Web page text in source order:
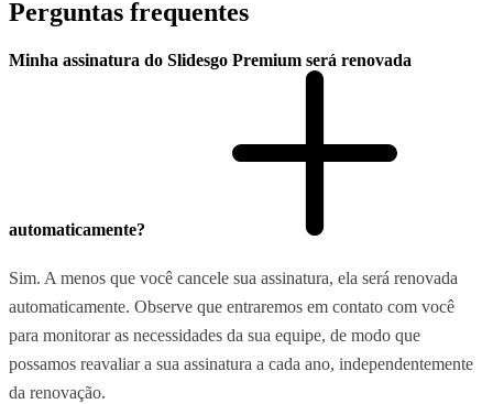
Perguntas frequentes
Minha assinatura do Slidesgo Premium será renovada
automaticamente?
Sim. A menos que você cancele sua assinatura, ela será renovada
automaticamente. Observe que entraremos em contato com você
para monitorar as necessidades da sua equipe, de modo que
possamos reavaliar a sua assinatura a cada ano, independentemente
da renovação.